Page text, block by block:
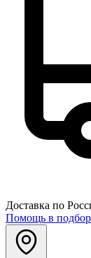
Доставка по
Помощь в